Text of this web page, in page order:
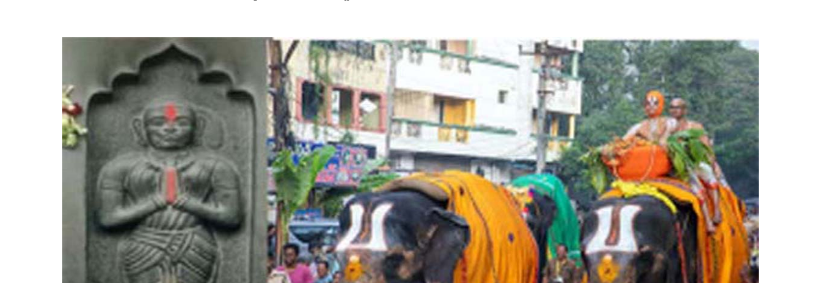
Sri Vutturi Swaraj & Smt. Sneha
Founder Donor & TG State Secretary, Hyderabad
Smt. Grandhi Sailaja
Founder Donor, USA